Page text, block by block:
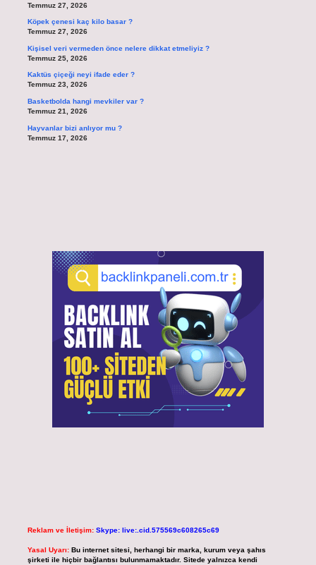
Temmuz 27, 2026
Köpek çenesi kaç kilo basar ?
Temmuz 27, 2026
Kişisel veri vermeden önce nelere dikkat etmeliyiz ?
Temmuz 25, 2026
Kaktüs çiçeği neyi ifade eder ?
Temmuz 23, 2026
Basketbolda hangi mevkiler var ?
Temmuz 21, 2026
Hayvanlar bizi anlıyor mu ?
Temmuz 17, 2026
Reklam ve İletişim: Skype: live:.cid.575569c608265c69
Yasal Uyarı: Bu internet sitesi, herhangi bir marka, kurum veya şahıs
şirketi ile hiçbir bağlantısı bulunmamaktadır. Sitede yalnızca kendi